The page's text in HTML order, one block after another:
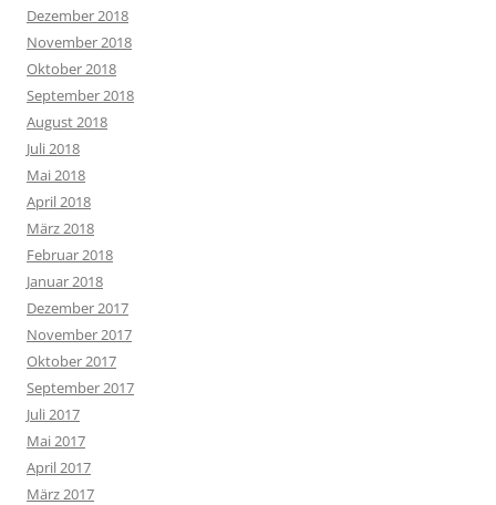
Dezember 2018
November 2018
Oktober 2018
September 2018
August 2018
Juli 2018
Mai 2018
April 2018
März 2018
Februar 2018
Januar 2018
Dezember 2017
November 2017
Oktober 2017
September 2017
Juli 2017
Mai 2017
April 2017
März 2017